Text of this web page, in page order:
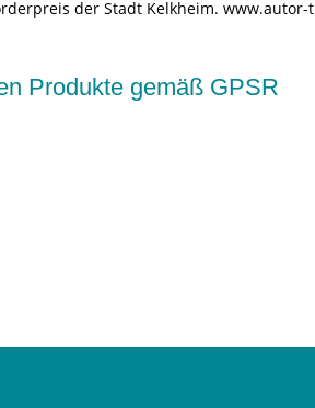
der Stadt Kelkheim. www.autor-
Produkte gemäß GPSR